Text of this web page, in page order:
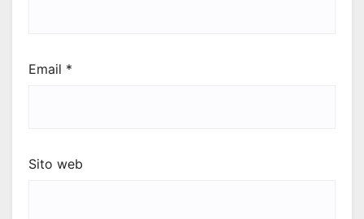
Email *
Sito web